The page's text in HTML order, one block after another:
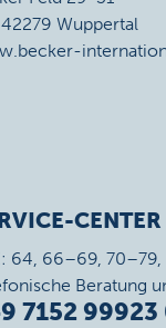
Wuppertal
64, 66–69,
Beratung
7152 99923